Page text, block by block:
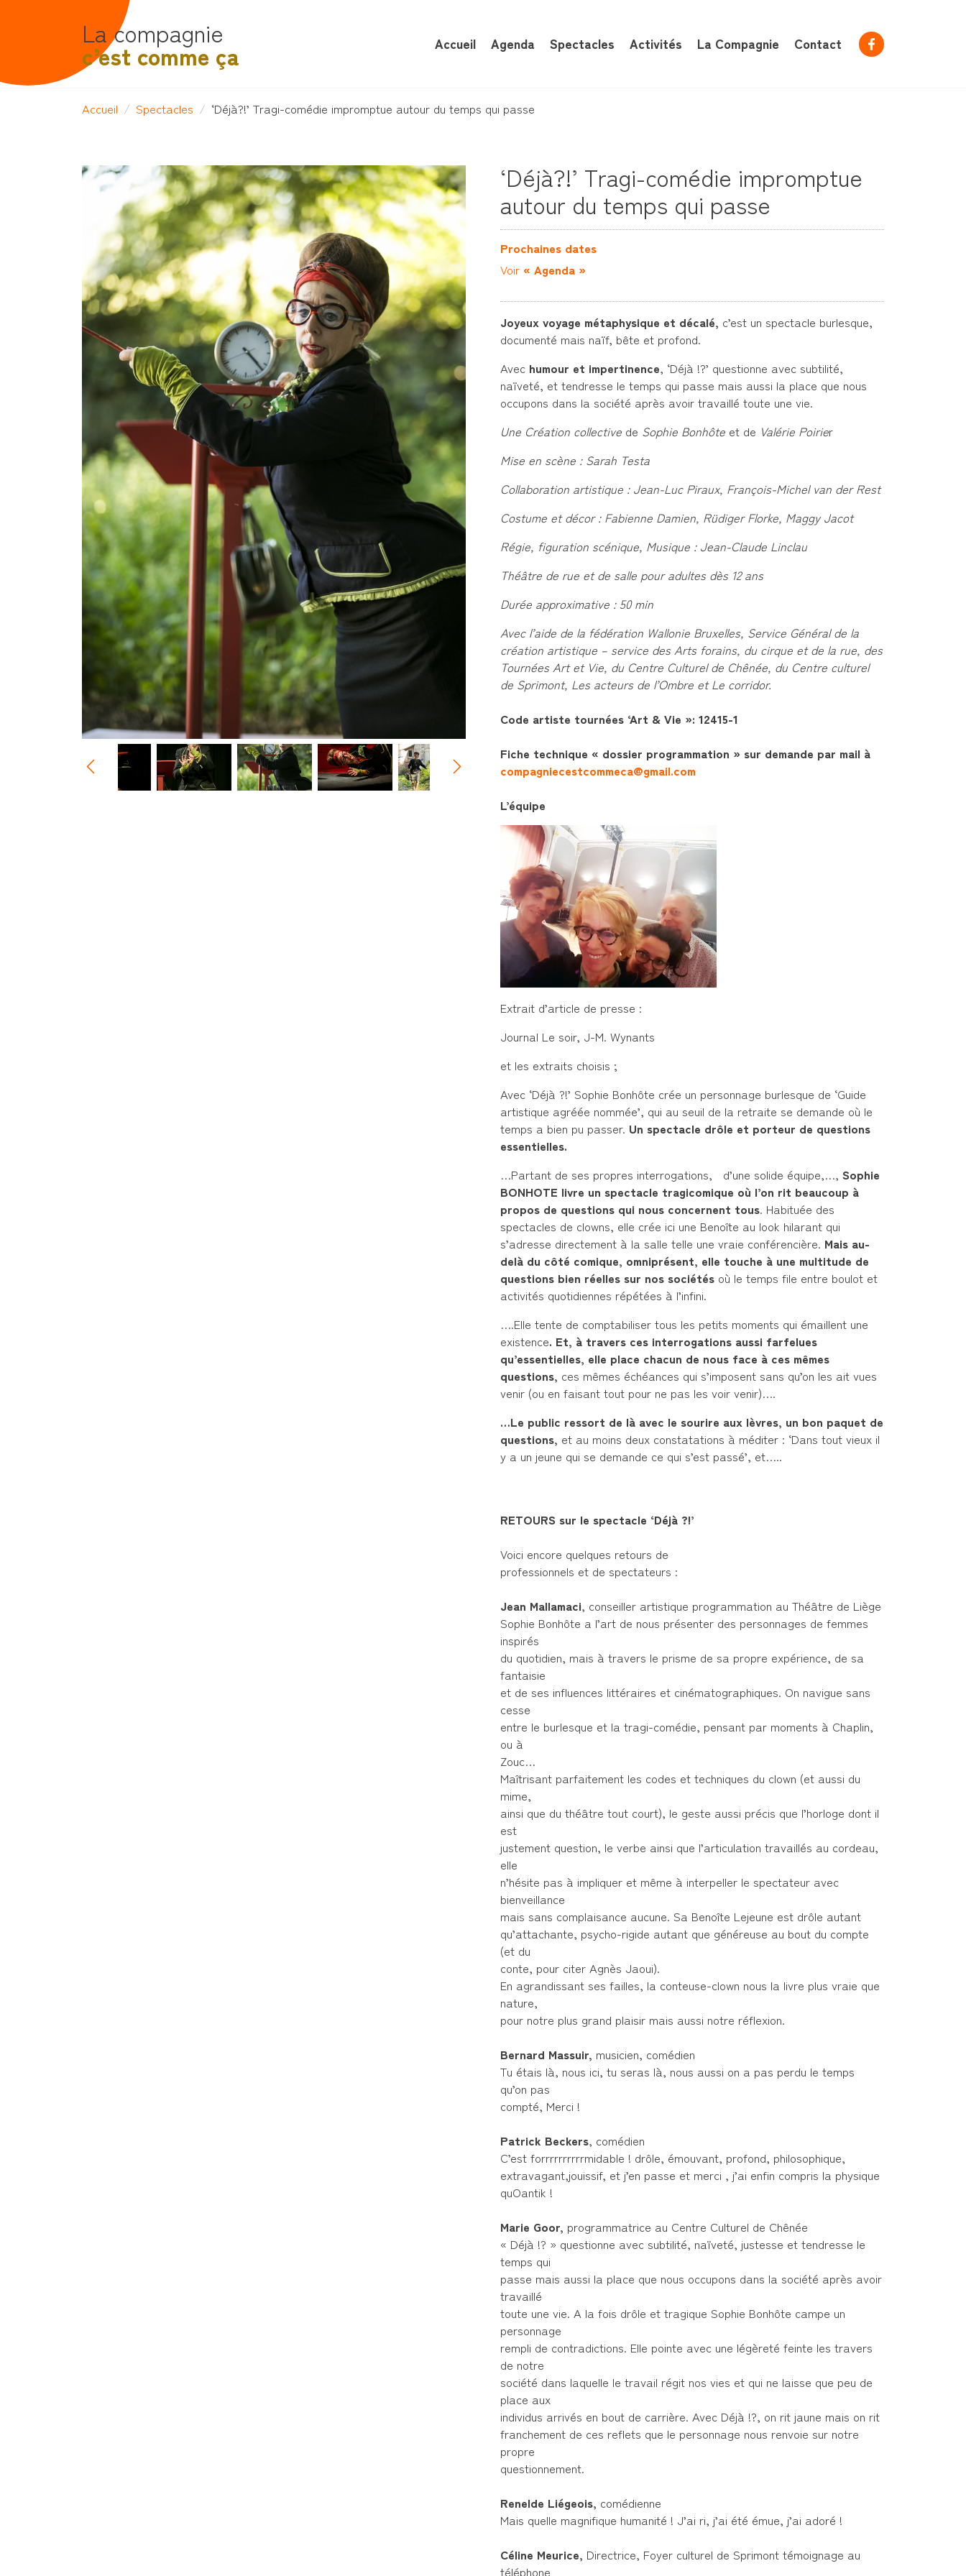
La compagnie
c’est comme ça Accueil Agenda Spectacles Activités La Compagnie Contact
Accueil Spectacles ‘Déjà?!’ Tragi-comédie impromptue autour du temps qui passe
‘Déjà?!’ Tragi-comédie impromptue
autour du temps qui passe
Prochaines dates
Voir « Agenda »
Joyeux voyage métaphysique et décalé, c’est un spectacle burlesque,
documenté mais naïf, bête et profond.
Avec humour et impertinence, ‘Déjà !?’ questionne avec subtilité,
naïveté, et tendresse le temps qui passe mais aussi la place que nous
occupons dans la société après avoir travaillé toute une vie.
Une Création collective de Sophie Bonhôte et de Valérie Poirier
Mise en scène : Sarah Testa
Collaboration artistique : Jean-Luc Piraux, François-Michel van der Rest
Costume et décor : Fabienne Damien, Rüdiger Florke, Maggy Jacot
Régie, figuration scénique, Musique : Jean-Claude Linclau
Théâtre de rue et de salle pour adultes dès 12 ans
Durée approximative : 50 min
Avec l’aide de la fédération Wallonie Bruxelles, Service Général de la
création artistique – service des Arts forains, du cirque et de la rue, des
Tournées Art et Vie, du Centre Culturel de Chênée, du Centre culturel
de Sprimont, Les acteurs de l’Ombre et Le corridor.
Code artiste tournées ‘Art & Vie »: 12415-1
Fiche technique « dossier programmation » sur demande par mail à
compagniecestcommeca@gmail.com
L’équipe
Extrait d’article de presse :
Journal Le soir, J-M. Wynants
et les extraits choisis ;
Avec ‘Déjà ?!’ Sophie Bonhôte crée un personnage burlesque de ‘Guide
artistique agréée nommée’, qui au seuil de la retraite se demande où le
temps a bien pu passer. Un spectacle drôle et porteur de questions
essentielles.
…Partant de ses propres interrogations, d’une solide équipe,…, Sophie
BONHOTE livre un spectacle tragicomique où l’on rit beaucoup à
propos de questions qui nous concernent tous. Habituée des
spectacles de clowns, elle crée ici une Benoîte au look hilarant qui
s’adresse directement à la salle telle une vraie conférencière. Mais au-
delà du côté comique, omniprésent, elle touche à une multitude de
questions bien réelles sur nos sociétés où le temps file entre boulot et
activités quotidiennes répétées à l’infini.
….Elle tente de comptabiliser tous les petits moments qui émaillent une
existence. Et, à travers ces interrogations aussi farfelues
qu’essentielles, elle place chacun de nous face à ces mêmes
questions, ces mêmes échéances qui s’imposent sans qu’on les ait vues
venir (ou en faisant tout pour ne pas les voir venir)….
…Le public ressort de là avec le sourire aux lèvres, un bon paquet de
questions, et au moins deux constatations à méditer : ‘Dans tout vieux il
y a un jeune qui se demande ce qui s’est passé’, et…..
RETOURS sur le spectacle ‘Déjà ?!’
Voici encore quelques retours de
professionnels et de spectateurs :
Jean Mallamaci, conseiller artistique programmation au Théâtre de Liège
Sophie Bonhôte a l’art de nous présenter des personnages de femmes
inspirés
du quotidien, mais à travers le prisme de sa propre expérience, de sa
fantaisie
et de ses influences littéraires et cinématographiques. On navigue sans
cesse
entre le burlesque et la tragi-comédie, pensant par moments à Chaplin,
ou à
Zouc…
Maîtrisant parfaitement les codes et techniques du clown (et aussi du
mime,
ainsi que du théâtre tout court), le geste aussi précis que l’horloge dont il
est
justement question, le verbe ainsi que l’articulation travaillés au cordeau,
elle
n’hésite pas à impliquer et même à interpeller le spectateur avec
bienveillance
mais sans complaisance aucune. Sa Benoîte Lejeune est drôle autant
qu’attachante, psycho-rigide autant que généreuse au bout du compte
(et du
conte, pour citer Agnès Jaoui).
En agrandissant ses failles, la conteuse-clown nous la livre plus vraie que
nature,
pour notre plus grand plaisir mais aussi notre réflexion.
Bernard Massuir, musicien, comédien
Tu étais là, nous ici, tu seras là, nous aussi on a pas perdu le temps
qu’on pas
compté, Merci !
Patrick Beckers, comédien
C’est forrrrrrrrrrmidable ! drôle, émouvant, profond, philosophique,
extravagant,jouissif, et j’en passe et merci , j’ai enfin compris la physique
quOantik !
Marie Goor, programmatrice au Centre Culturel de Chênée
« Déjà !? » questionne avec subtilité, naïveté, justesse et tendresse le
temps qui
passe mais aussi la place que nous occupons dans la société après avoir
travaillé
toute une vie. A la fois drôle et tragique Sophie Bonhôte campe un
personnage
rempli de contradictions. Elle pointe avec une légèreté feinte les travers
de notre
société dans laquelle le travail régit nos vies et qui ne laisse que peu de
place aux
individus arrivés en bout de carrière. Avec Déjà !?, on rit jaune mais on rit
franchement de ces reflets que le personnage nous renvoie sur notre
propre
questionnement.
Renelde Liégeois, comédienne
Mais quelle magnifique humanité ! J’ai ri, j’ai été émue, j’ai adoré !
Céline Meurice, Directrice, Foyer culturel de Sprimont témoignage au
téléphone